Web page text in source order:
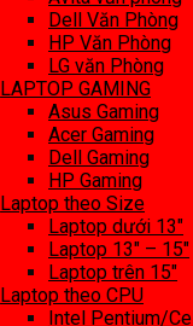
Dell Văn Phòng
HP Văn Phòng
LG văn Phòng
LAPTOP GAMING
Asus Gaming
Acer Gaming
Dell Gaming
HP Gaming
Laptop theo Size
Laptop dưới 13″
Laptop 13″ – 15″
Laptop trên 15″
Laptop theo CPU
Intel Pentium/